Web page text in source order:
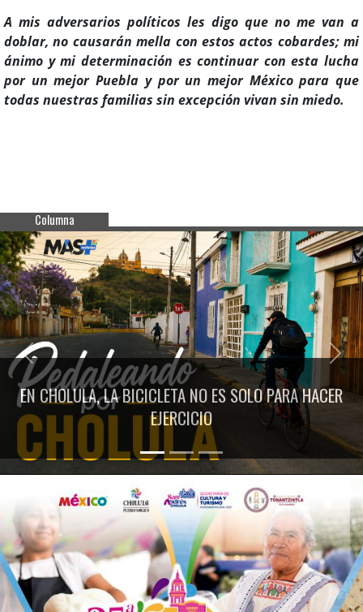
A mis adversarios políticos les digo que no me van a
doblar, no causarán mella con estos actos cobardes; mi
ánimo y mi determinación es continuar con esta lucha
por un mejor Puebla y por un mejor México para que
todas nuestras familias sin excepción vivan sin miedo.
Columna
EN CHOLULA, LA BICICLETA NO ES SOLO PARA HACER
EJERCICIO
Previous Next